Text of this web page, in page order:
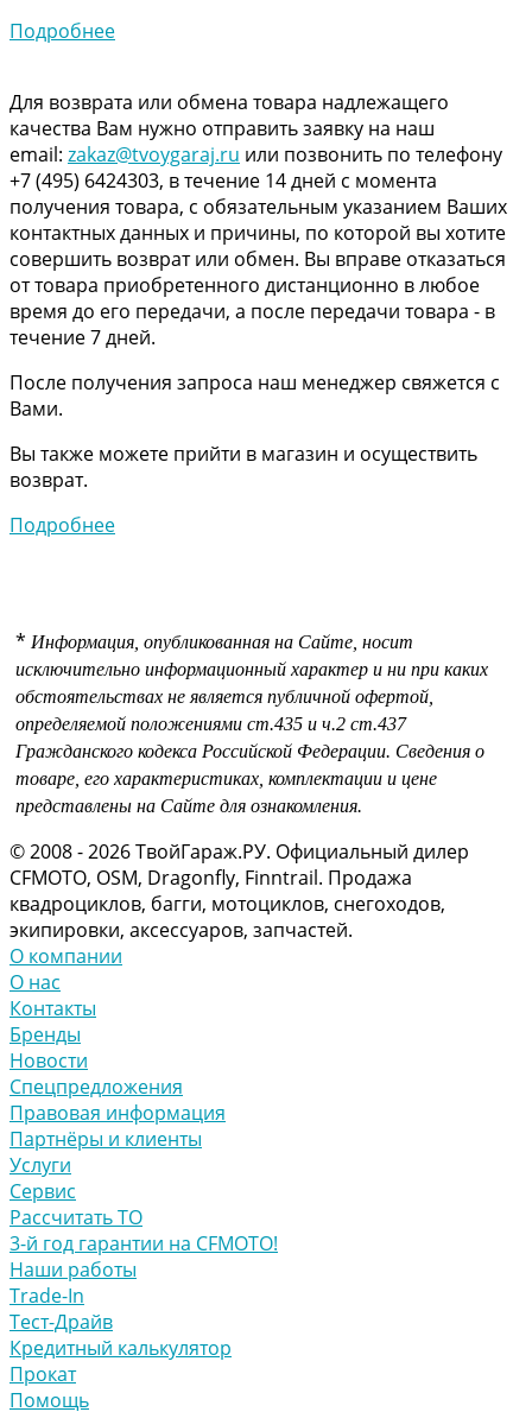
Подробнее
Для возврата или обмена товара надлежащего
качества Вам нужно отправить заявку на наш
email: zakaz@tvoygaraj.ru или позвонить по телефону
+7 (495) 6424303, в течение 14 дней с момента
получения товара, с обязательным указанием Ваших
контактных данных и причины, по которой вы хотите
совершить возврат или обмен. Вы вправе отказаться
от товара приобретенного дистанционно в любое
время до его передачи, а после передачи товара - в
течение 7 дней.
После получения запроса наш менеджер свяжется с
Вами.
Вы также можете прийти в магазин и осуществить
возврат.
Подробнее
* Информация, опубликованная на Сайте, носит
исключительно информационный характер и ни при каких
обстоятельствах не является публичной офертой,
определяемой положениями ст.435 и ч.2 ст.437
Гражданского кодекса Российской Федерации. Сведения о
товаре, его характеристиках, комплектации и цене
представлены на Сайте для ознакомления.
© 2008 - 2026 ТвойГараж.РУ. Официальный дилер
CFMOTO, OSM, Dragonfly, Finntrail. Продажа
квадроциклов, багги, мотоциклов, снегоходов,
экипировки, аксессуаров, запчастей.
О компании
О нас
Контакты
Бренды
Новости
Спецпредложения
Правовая информация
Партнёры и клиенты
Услуги
Сервис
Рассчитать ТО
3-й год гарантии на CFMOTO!
Наши работы
Trade-In
Тест-Драйв
Кредитный калькулятор
Прокат
Помощь